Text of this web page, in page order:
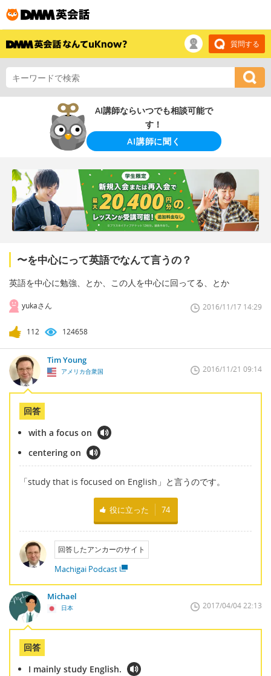
質問する
AI講師ならいつでも相談可能で
す！
AI講師に聞く
〜を中心にって英語でなんて言うの？
英語を中心に勉強、とか、この人を中心に回ってる、とか
yukaさん 2016/11/17 14:29
112 124658
Tim Young
アメリカ合衆国 2016/11/21 09:14
回答
with a focus on
centering on
「study that is focused on English」と言うのです。
役に立った 74
回答したアンカーのサイト
Machigai Podcast
Michael
日本 2017/04/04 22:13
回答
I mainly study English.